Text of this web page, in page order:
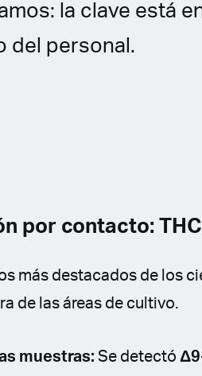
la clave está
del personal.
por contacto:
más destacados de los
de las áreas de cultivo.
muestras: Se detectó